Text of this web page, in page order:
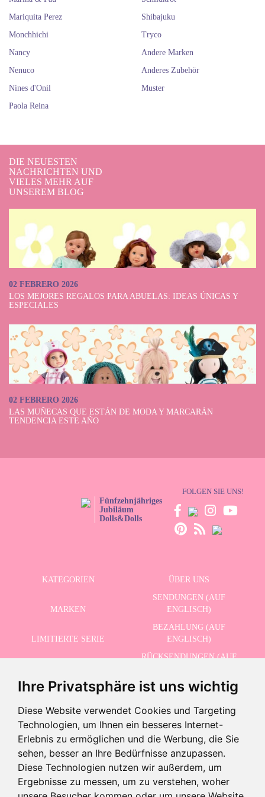
Ihre Privatsphäre ist uns wichtig
Diese Website verwendet Cookies und Targeting
Technologien, um Ihnen ein besseres Internet-
Erlebnis zu ermöglichen und die Werbung, die Sie
sehen, besser an Ihre Bedürfnisse anzupassen.
Diese Technologien nutzen wir außerdem, um
Ergebnisse zu messen, um zu verstehen, woher
Mariquita Perez
Monchhichi
Nancy
Nenuco
Nines d'Onil
Paola Reina
Shibajuku
Tryco
Andere Marken
Anderes Zubehör
Muster
DIE NEUESTEN
NACHRICHTEN UND
VIELES MEHR AUF
UNSEREM BLOG
02 FEBRERO 2026
LOS MEJORES REGALOS PARA ABUELAS: IDEAS ÚNICAS Y
ESPECIALES
02 FEBRERO 2026
LAS MUÑECAS QUE ESTÁN DE MODA Y MARCARÁN
TENDENCIA ESTE AÑO
Fünfzehnjähriges
Jubiläum
Dolls&Dolls
FOLGEN SIE UNS!
KATEGORIEN ÜBER UNS
MARKEN
SENDUNGEN (AUF
ENGLISCH)
LIMITIERTE SERIE
BEZAHLUNG (AUF
ENGLISCH)
RÜCKSENDUNGEN (AUF
SCHLUSSVERKAUF
KONTAKT
ERHALTEN SIE UNSERE NEUESTEN NACHRICHTEN AUF ENGLISCH
Ich akzeptiere die Datenschutzbestimmungen